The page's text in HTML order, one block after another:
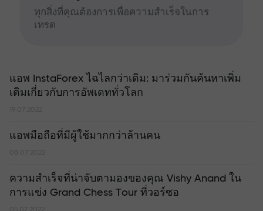
ทุกสิ่งที่คุณต้องการเพื่อความสำเร็จในการ
เทรด
แอพ InstaForex ไฉไลกว่าเดิม: มาร่วมกันค้นหาเพิ่ม
เติมเกี่ยวกับการอัพเดททั่วโลก
19.07.2022
แอพมือถือที่มีผู้ใช้มากกว่าล้านคน
08.07.2022
ความสำเร็จที่น่าจับตามองของคุณ Vishy Anand ใน
การแข่ง Grand Chess Tour ที่วอร์ซอ